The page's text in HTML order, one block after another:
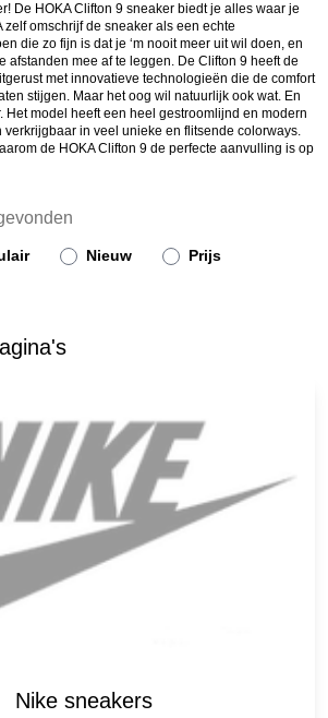
De HOKA Clifton 9 sneaker biedt je alles waar je
zelf omschrijf de sneaker als een echte
die zo fijn is dat je ‘m nooit meer uit wil doen, en
afstanden mee af te leggen. De Clifton 9 heeft de
met innovatieve technologieën die de comfort
stijgen. Maar het oog wil natuurlijk ook wat. En
Het model heeft een heel gestroomlijnd en modern
in veel unieke en flitsende colorways.
de HOKA Clifton 9 de perfecte aanvulling is op
Nieuw Prijs
Nike sneakers